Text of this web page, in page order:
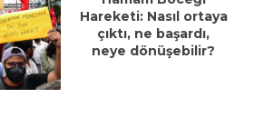
Hareketi: Nasıl ortaya
çıktı, ne başardı,
neye dönüşebilir?